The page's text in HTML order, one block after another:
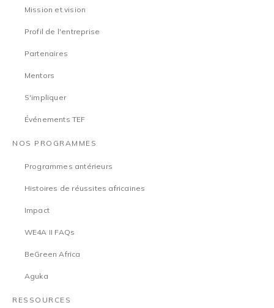
Mission et vision
Profil de l'entreprise
Partenaires
Mentors
S'impliquer
Événements TEF
NOS PROGRAMMES
Programmes antérieurs
Histoires de réussites africaines
Impact
WE4A II FAQs
BeGreen Africa
Aguka
RESSOURCES